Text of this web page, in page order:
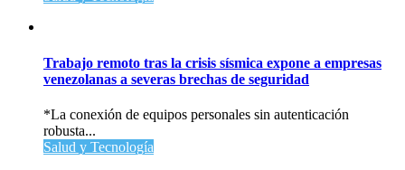
Trabajo remoto tras la crisis sísmica expone a empresas
venezolanas a severas brechas de seguridad
*La conexión de equipos personales sin autenticación
robusta...
Salud y Tecnología